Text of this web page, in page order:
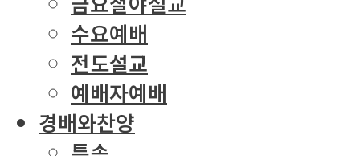
수요예배
전도설교
예배자예배
경배와찬양